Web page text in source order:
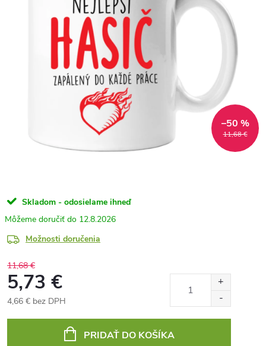
11,68 €
–50 %
Skladom - odosielame ihneď
12.8.2026
Možnosti doručenia
11,68 €
5,73 €
4,66 € bez DPH
PRIDAŤ DO KOŠÍKA